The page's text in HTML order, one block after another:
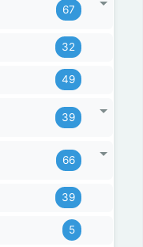
67
32
49
39
66
39
5